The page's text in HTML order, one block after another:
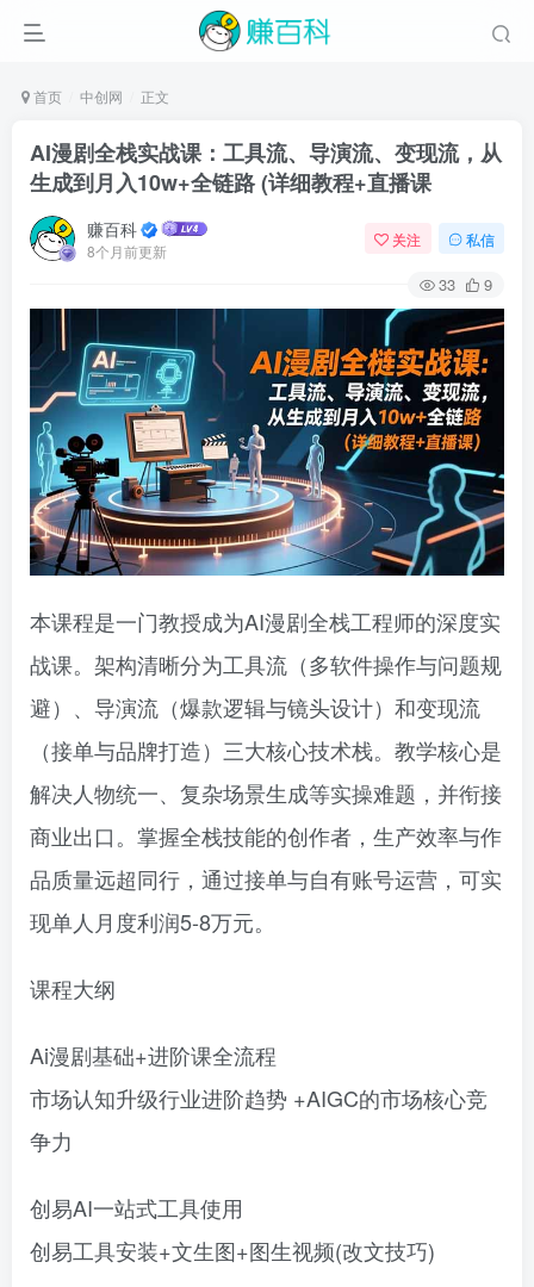
首页 中创网 正文
AI漫剧全栈实战课：工具流、导演流、变现流，从
生成到月入10w+全链路 (详细教程+直播课
赚百科
8个月前更新
关注 私信
33 9
本课程是一门教授成为AI漫剧全栈工程师的深度实
战课。架构清晰分为工具流（多软件操作与问题规
避）、导演流（爆款逻辑与镜头设计）和变现流
（接单与品牌打造）三大核心技术栈。教学核心是
解决人物统一、复杂场景生成等实操难题，并衔接
商业出口。掌握全栈技能的创作者，生产效率与作
品质量远超同行，通过接单与自有账号运营，可实
现单人月度利润5-8万元。
课程大纲
Ai漫剧基础+进阶课全流程
市场认知升级行业进阶趋势 +AIGC的市场核心竞
争力
创易AI一站式工具使用
创易工具安装+文生图+图生视频(改文技巧)